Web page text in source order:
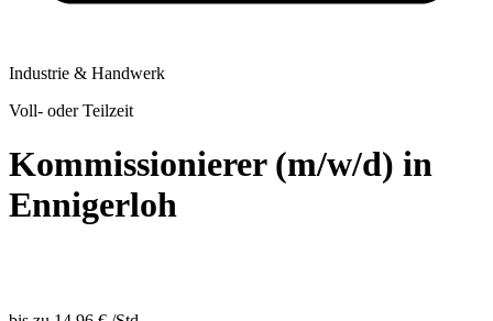
Industrie & Handwerk
Voll- oder Teilzeit
Kommissionierer (m/w/d) in
Ennigerloh